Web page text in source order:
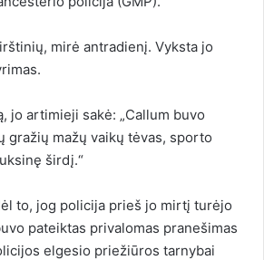
mirė antradienį. Vyksta jo
jo artimieji sakė: „Callum buvo
gražių mažų vaikų tėvas, sporto
širdį.“
to, jog policija prieš jo mirtį turėjo
pateiktas privalomas pranešimas
elgesio priežiūros tarnybai